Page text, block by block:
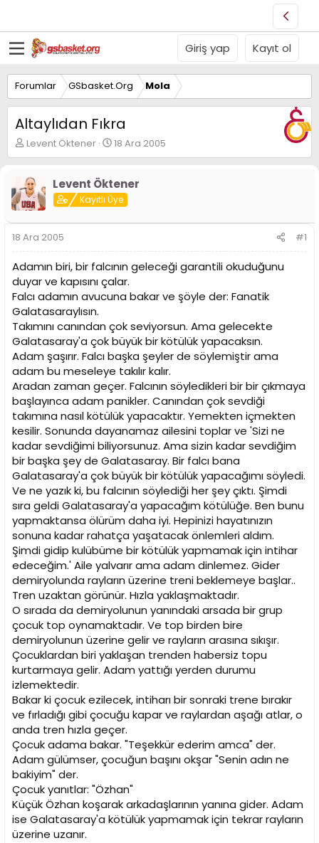
Giriş yap Kayıt ol
Forumlar GSbasket.Org Mola
Altaylıdan Fıkra
K
o
u
y
u
B
a
ş
a
t
a
n
Levent Öktener
B
a
l
a
n
g
a
r
i
i
18 Ara 2005
Levent Öktener
Kayıtlı Üye
18 Ara 2005 #1
Adamın biri, bir falcının geleceği garantili okuduğunu
duyar ve kapısını çalar.
Falcı adamın avucuna bakar ve şöyle der: Fanatik
Galatasaraylısın.
Takımını canından çok seviyorsun. Ama gelecekte
Galatasaray'a çok büyük bir kötülük yapacaksın.
Adam şaşırır. Falcı başka şeyler de söylemiştir ama
adam bu meseleye takılır kalır.
Aradan zaman geçer. Falcının söyledikleri bir bir çıkmaya
başlayınca adam panikler. Canından çok sevdiği
takımına nasıl kötülük yapacaktır. Yemekten içmekten
kesilir. Sonunda dayanamaz ailesini toplar ve 'Sizi ne
kadar sevdiğimi biliyorsunuz. Ama sizin kadar sevdiğim
bir başka şey de Galatasaray. Bir falcı bana
Galatasaray'a çok büyük bir kötülük yapacağımı söyledi.
Ve ne yazık ki, bu falcının söylediği her şey çıktı. Şimdi
sıra geldi Galatasaray'a yapacağım kötülüğe. Ben bunu
yapmaktansa ölürüm daha iyi. Hepinizi hayatınızın
sonuna kadar rahatça yaşatacak önlemleri aldım.
Şimdi gidip kulübüme bir kötülük yapmamak için intihar
edeceğim.' Aile yalvarır ama adam dinlemez. Gider
demiryolunda rayların üzerine treni beklemeye başlar..
Tren uzaktan görünür. Hızla yaklaşmaktadır.
O sırada da demiryolunun yanındaki arsada bir grup
çocuk top oynamaktadır. Ve top birden bire
demiryolunun üzerine gelir ve rayların arasına sıkışır.
Çocuklardan biri yaklaşan trenden habersiz topu
kurtarmaya gelir. Adam yattığı yerden durumu
izlemektedir.
Bakar ki çocuk ezilecek, intiharı bir sonraki trene bırakır
ve fırladığı gibi çocuğu kapar ve raylardan aşağı atlar, o
anda tren hızla geçer.
Çocuk adama bakar. "Teşekkür ederim amca" der.
Adam gülümser, çocuğun başını okşar "Senin adın ne
bakiyim" der.
Çocuk yanıtlar: "Özhan"
Küçük Özhan koşarak arkadaşlarının yanına gider. Adam
ise Galatasaray'a kötülük yapmamak için tekrar rayların
üzerine uzanır.